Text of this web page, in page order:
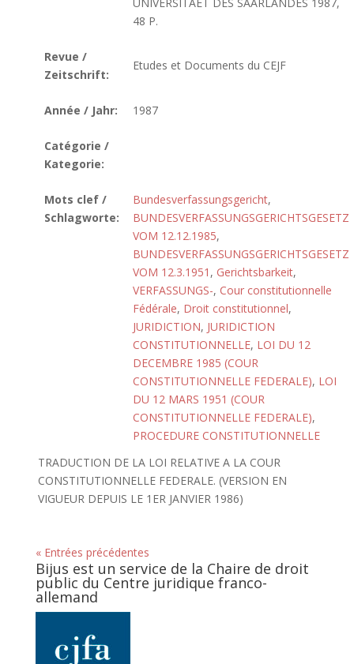
48 P.
Revue /
Zeitschrift:
Etudes et Documents du CEJF
Année / Jahr: 1987
Catégorie /
Kategorie:
Mots clef /
Schlagworte:
Bundesverfassungsgericht,
BUNDESVERFASSUNGSGERICHTSGESETZ
VOM 12.12.1985,
BUNDESVERFASSUNGSGERICHTSGESETZ
VOM 12.3.1951 , Gerichtsbarkeit,
VERFASSUNGS-, Cour constitutionnelle
Fédérale, Droit constitutionnel,
JURIDICTION, JURIDICTION
CONSTITUTIONNELLE, LOI DU 12
DECEMBRE 1985 (COUR
CONSTITUTIONNELLE FEDERALE), LOI
DU 12 MARS 1951 (COUR
CONSTITUTIONNELLE FEDERALE),
PROCEDURE CONSTITUTIONNELLE
TRADUCTION DE LA LOI RELATIVE A LA COUR
CONSTITUTIONNELLE FEDERALE. (VERSION EN
VIGUEUR DEPUIS LE 1ER JANVIER 1986)
« Entrées précédentes
Bijus est un service de la Chaire de droit
public du Centre juridique franco-
allemand